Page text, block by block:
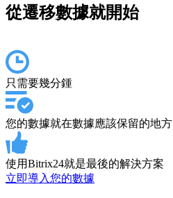
從遷移數據就開始
只需要幾分鍾
您的數據就在數據應該保留的地方
使用Bitrix24就是最後的解決方案
立即導入您的數據